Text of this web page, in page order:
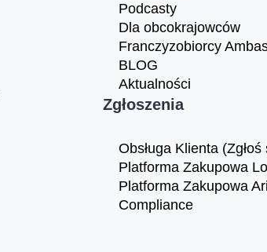
Podcasty
Dla obcokrajowców
Franczyzobiorcy
BLOG
Aktualności
Zgłoszenia
Obsługa Klienta
Platforma Zakupowa
Platforma Zakupowa
Compliance